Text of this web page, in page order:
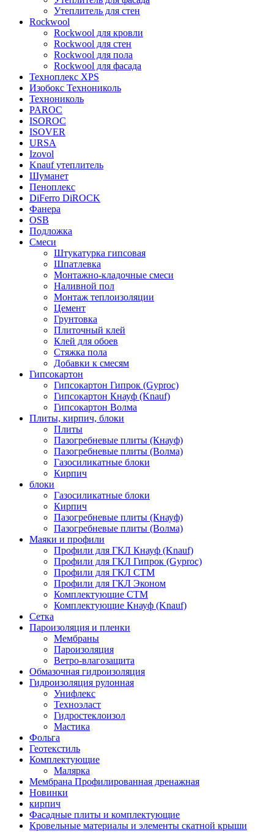
Утеплитель для стен
Rockwool
Rockwool для кровли
Rockwool для стен
Rockwool для пола
Rockwool для фасада
Техноплекс XPS
Изобокс Технониколь
Технониколь
PAROC
ISOROC
ISOVER
URSA
Izovol
Knauf утеплитель
Шуманет
Пеноплекс
DiFerro DiROCK
Фанера
OSB
Подложка
Смеси
Штукатурка гипсовая
Шпатлевка
Монтажно-кладочные смеси
Наливной пол
Монтаж теплоизоляции
Цемент
Грунтовка
Плиточный клей
Клей для обоев
Стяжка пола
Добавки к смесям
Гипсокартон
Гипсокартон Гипрок (Gyproc)
Гипсокартон Кнауф (Knauf)
Гипсокартон Волма
Плиты, кирпич, блоки
Плиты
Пазогребневые плиты (Кнауф)
Пазогребневые плиты (Волма)
Газосиликатные блоки
Кирпич
блоки
Газосиликатные блоки
Кирпич
Пазогребневые плиты (Кнауф)
Пазогребневые плиты (Волма)
Маяки и профили
Профили для ГКЛ Кнауф (Knauf)
Профили для ГКЛ Гипрок (Gyproc)
Профили для ГКЛ СТМ
Профили для ГКЛ Эконом
Комплектующие СТМ
Комплектующие Кнауф (Knauf)
Сетка
Пароизоляция и пленки
Мембраны
Пароизоляция
Ветро-влагозащита
Обмазочная гидроизоляция
Гидроизоляция рулонная
Унифлекс
Техноэласт
Гидростеклоизол
Мастика
Фольга
Геотекстиль
Комплектующие
Малярка
Мембрана Профилированная дренажная
Новинки
кирпич
Фасадные плиты и комплектующие
Кровельные материалы и элементы скатной крыши